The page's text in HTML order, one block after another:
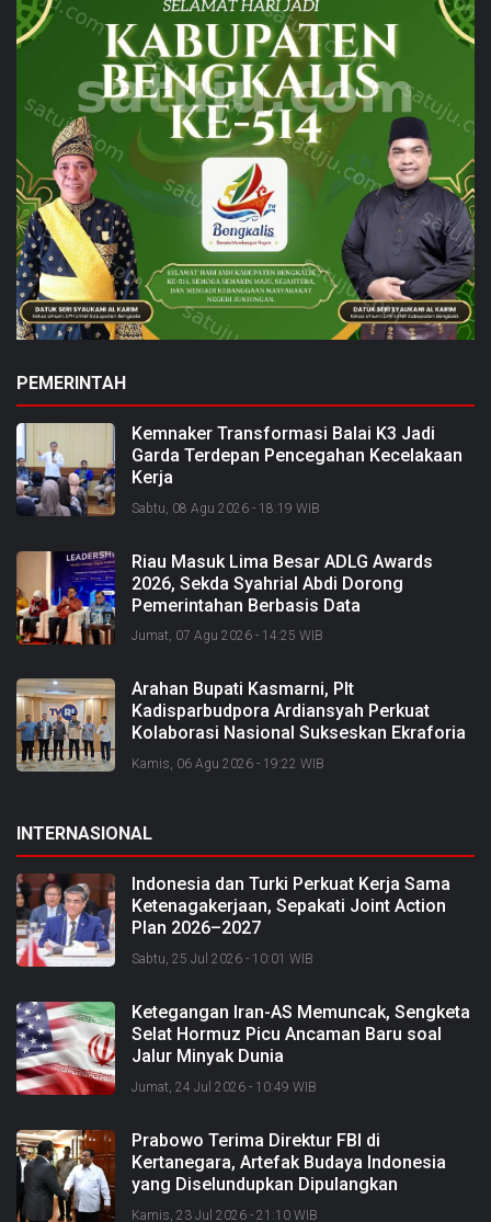
PEMERINTAH
Kemnaker Transformasi Balai K3 Jadi
Garda Terdepan Pencegahan Kecelakaan
Kerja
Sabtu, 08 Agu 2026 - 18:19 WIB
Riau Masuk Lima Besar ADLG Awards
2026, Sekda Syahrial Abdi Dorong
Pemerintahan Berbasis Data
Jumat, 07 Agu 2026 - 14:25 WIB
Arahan Bupati Kasmarni, Plt
Kadisparbudpora Ardiansyah Perkuat
Kolaborasi Nasional Sukseskan Ekraforia
2026 dan Bangun Bengkalis sebagai
Kabupaten Kreatif
Kamis, 06 Agu 2026 - 19:22 WIB
INTERNASIONAL
Indonesia dan Turki Perkuat Kerja Sama
Ketenagakerjaan, Sepakati Joint Action
Plan 2026–2027
Sabtu, 25 Jul 2026 - 10:01 WIB
Ketegangan Iran-AS Memuncak, Sengketa
Selat Hormuz Picu Ancaman Baru soal
Jalur Minyak Dunia
Jumat, 24 Jul 2026 - 10:49 WIB
Prabowo Terima Direktur FBI di
Kertanegara, Artefak Budaya Indonesia
yang Diselundupkan Dipulangkan
Kamis, 23 Jul 2026 - 21:10 WIB